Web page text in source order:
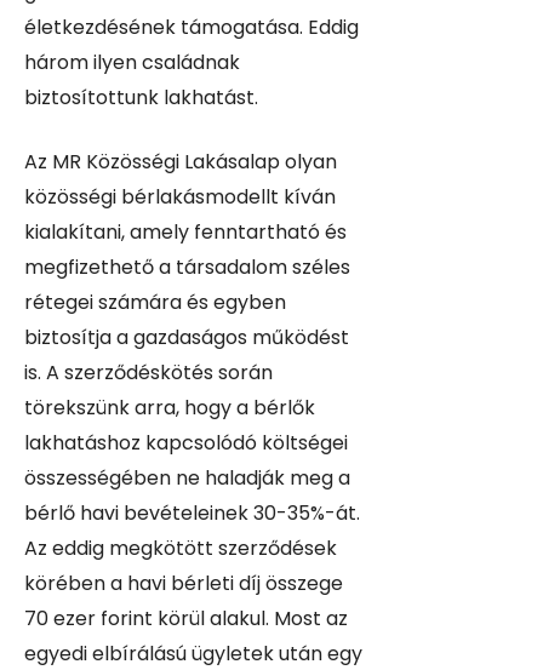
életkezdésének támogatása. Eddig
három ilyen családnak
biztosítottunk lakhatást.
Az MR Közösségi Lakásalap olyan
közösségi bérlakásmodellt kíván
kialakítani, amely fenntartható és
megfizethető a társadalom széles
rétegei számára és egyben
biztosítja a gazdaságos működést
is. A szerződéskötés során
törekszünk arra, hogy a bérlők
lakhatáshoz kapcsolódó költségei
összességében ne haladják meg a
bérlő havi bevételeinek 30-35%-át.
Az eddig megkötött szerződések
körében a havi bérleti díj összege
70 ezer forint körül alakul. Most az
egyedi elbírálású ügyletek után egy